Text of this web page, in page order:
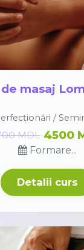
de masaj
/
Formare...
MDL 4500
Detalii curs